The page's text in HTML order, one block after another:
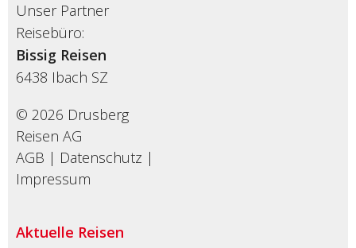
Unser Partner
Reisebüro:
Bissig Reisen
6438 Ibach SZ
© 2026 Drusberg
Reisen AG
AGB | Datenschutz |
Impressum
Aktuelle Reisen